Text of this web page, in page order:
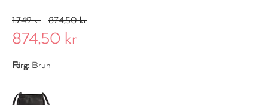
1.749 kr 874,50 kr
874,50 kr
Färg: Brun